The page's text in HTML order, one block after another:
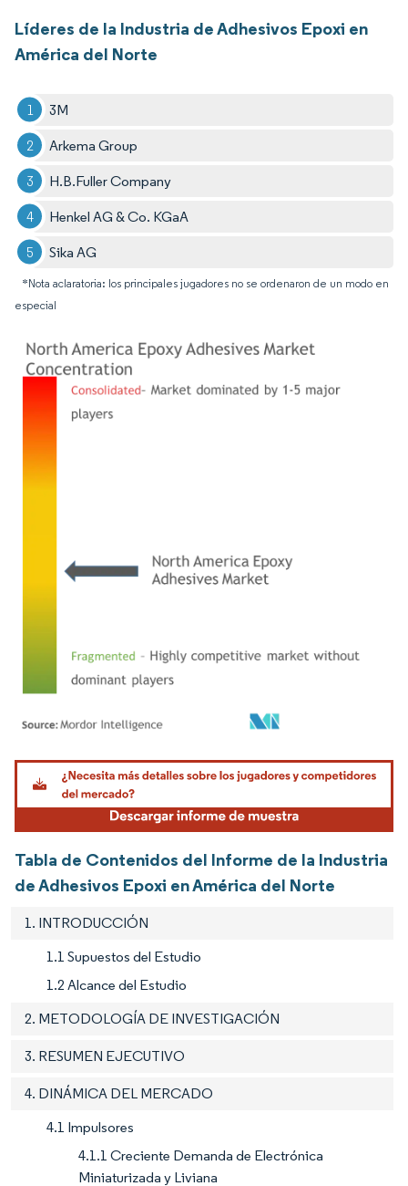
Líderes de la Industria de Adhesivos Epoxi en
América del Norte
3M
Arkema Group
H.B.Fuller Company
Henkel AG & Co. KGaA
Sika AG
*Nota aclaratoria: los principales jugadores no se ordenaron de un modo en
especial
Imagen © Mordor Intelligence. El uso requiere atribución según CC BY 4.0.
Tabla de Contenidos del Informe de la Industria
de Adhesivos Epoxi en América del Norte
1. INTRODUCCIÓN
1.1 Supuestos del Estudio
1.2 Alcance del Estudio
2. METODOLOGÍA DE INVESTIGACIÓN
3. RESUMEN EJECUTIVO
4. DINÁMICA DEL MERCADO
4.1 Impulsores
4.1.1 Creciente Demanda de Electrónica
Miniaturizada y Liviana